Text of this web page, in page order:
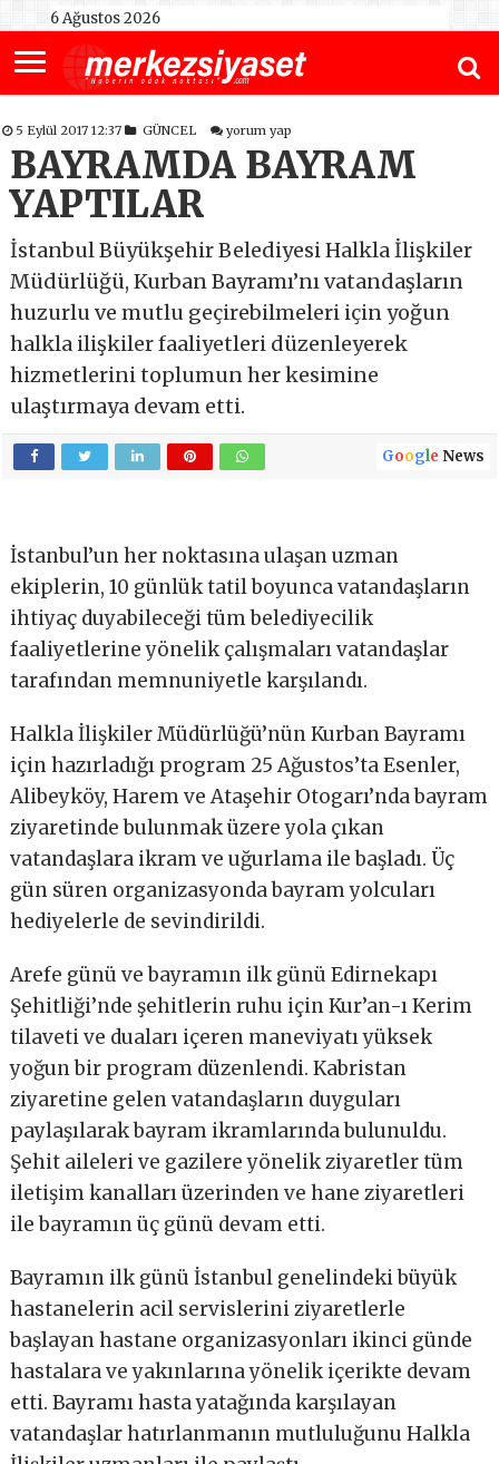
6 Ağustos 2026
5 Eylül 2017 12:37 GÜNCEL yorum yap
BAYRAMDA BAYRAM
YAPTILAR
İstanbul Büyükşehir Belediyesi Halkla İlişkiler
Müdürlüğü, Kurban Bayramı’nı vatandaşların
huzurlu ve mutlu geçirebilmeleri için yoğun
halkla ilişkiler faaliyetleri düzenleyerek
hizmetlerini toplumun her kesimine
ulaştırmaya devam etti.
Google News
İstanbul’un her noktasına ulaşan uzman
ekiplerin, 10 günlük tatil boyunca vatandaşların
ihtiyaç duyabileceği tüm belediyecilik
faaliyetlerine yönelik çalışmaları vatandaşlar
tarafından memnuniyetle karşılandı.
Halkla İlişkiler Müdürlüğü’nün Kurban Bayramı
için hazırladığı program 25 Ağustos’ta Esenler,
Alibeyköy, Harem ve Ataşehir Otogarı’nda bayram
ziyaretinde bulunmak üzere yola çıkan
vatandaşlara ikram ve uğurlama ile başladı. Üç
gün süren organizasyonda bayram yolcuları
hediyelerle de sevindirildi.
Arefe günü ve bayramın ilk günü Edirnekapı
Şehitliği’nde şehitlerin ruhu için Kur’an-ı Kerim
tilaveti ve duaları içeren maneviyatı yüksek
yoğun bir program düzenlendi. Kabristan
ziyaretine gelen vatandaşların duyguları
paylaşılarak bayram ikramlarında bulunuldu.
Şehit aileleri ve gazilere yönelik ziyaretler tüm
iletişim kanalları üzerinden ve hane ziyaretleri
ile bayramın üç günü devam etti.
Bayramın ilk günü İstanbul genelindeki büyük
hastanelerin acil servislerini ziyaretlerle
başlayan hastane organizasyonları ikinci günde
hastalara ve yakınlarına yönelik içerikte devam
etti. Bayramı hasta yatağında karşılayan
vatandaşlar hatırlanmanın mutluluğunu Halkla